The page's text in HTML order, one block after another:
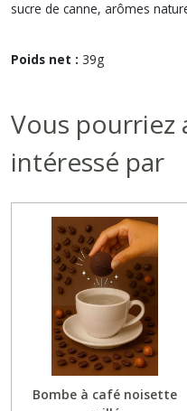
sucre de canne, arômes
Poids net : 39g
Vous pourriez
intéressé par
Bombe à café noisette